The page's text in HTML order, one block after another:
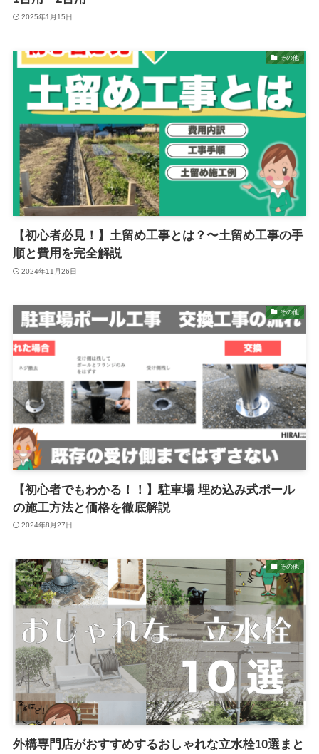
2025年1月15日
その他
【初心者必見！】土留め工事とは？〜土留め工事の手
順と費用を完全解説
2024年11月26日
その他
【初心者でもわかる！！】駐車場 埋め込み式ポール
の施工方法と価格を徹底解説
2024年8月27日
その他
外構専門店がおすすめするおしゃれな立水栓10選まと